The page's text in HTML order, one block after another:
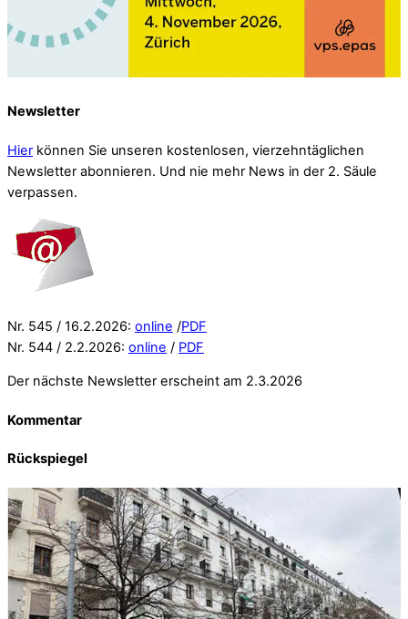
Newsletter
Hier können Sie unseren kostenlosen, vierzehntäglichen
Newsletter abonnieren. Und nie mehr News in der 2. Säule
verpassen.
Nr. 545 / 16.2.2026: online /PDF
Nr. 544 / 2.2.2026: online / PDF
Der nächste Newsletter erscheint am 2.3.2026
Kommentar
Rückspiegel